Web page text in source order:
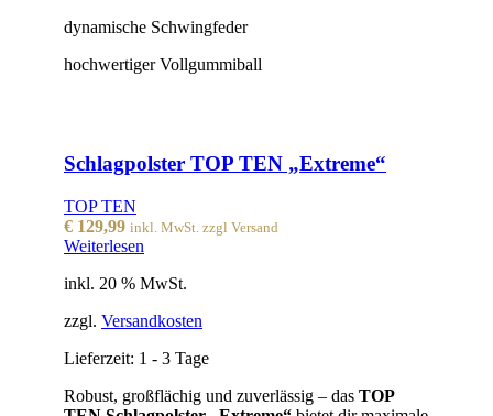
dynamische Schwingfeder
hochwertiger Vollgummiball
Schlagpolster TOP TEN „Extreme“
TOP TEN
€ 129,99 inkl. MwSt. zzgl Versand
Weiterlesen
inkl. 20 % MwSt.
zzgl. Versandkosten
Lieferzeit: 1 - 3 Tage
Robust, großflächig und zuverlässig – das TOP